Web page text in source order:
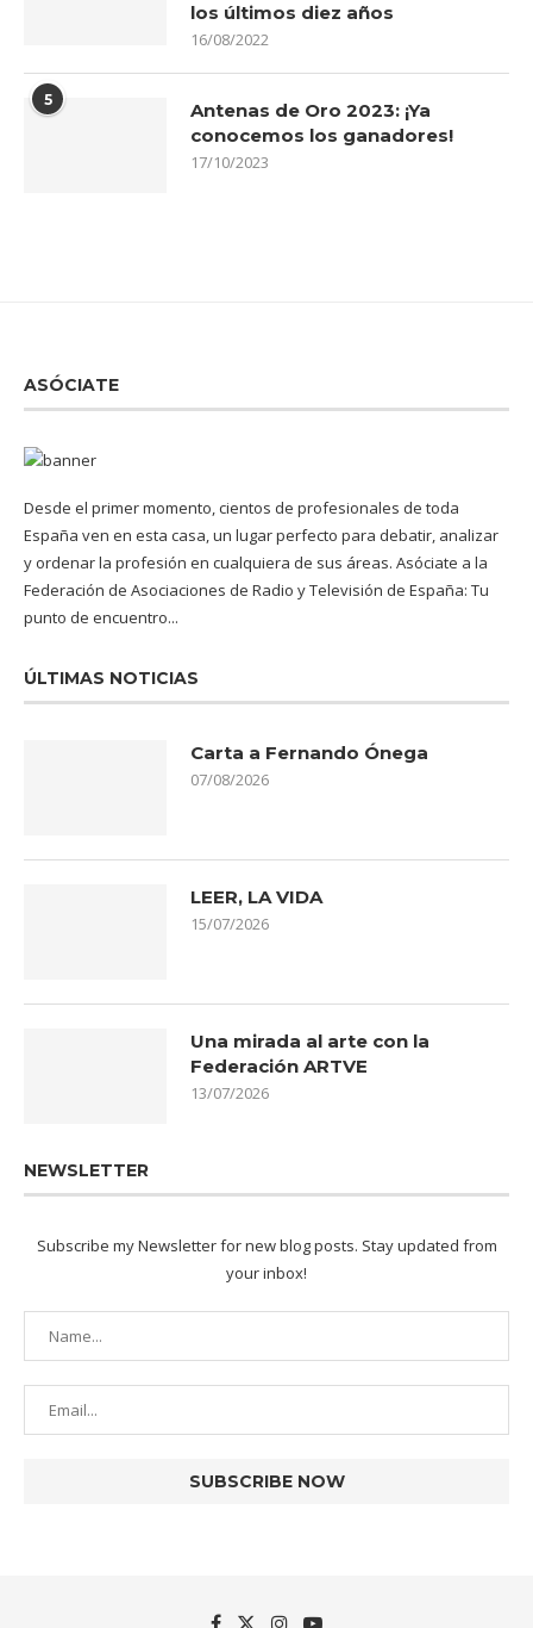
los últimos diez años
16/08/2022
5
Antenas de Oro 2023: ¡Ya
conocemos los ganadores!
17/10/2023
ASÓCIATE
Desde el primer momento, cientos de profesionales de toda
España ven en esta casa, un lugar perfecto para debatir, analizar
y ordenar la profesión en cualquiera de sus áreas. Asóciate a la
Federación de Asociaciones de Radio y Televisión de España: Tu
punto de encuentro...
ÚLTIMAS NOTICIAS
Carta a Fernando Ónega
07/08/2026
LEER, LA VIDA
15/07/2026
Una mirada al arte con la
Federación ARTVE
13/07/2026
NEWSLETTER
Subscribe my Newsletter for new blog posts. Stay updated from
your inbox!